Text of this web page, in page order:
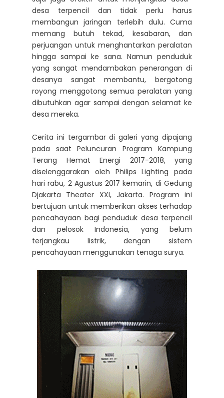
desa terpencil dan tidak perlu harus
membangun jaringan terlebih dulu. Cuma
memang butuh tekad, kesabaran, dan
perjuangan untuk menghantarkan peralatan
hingga sampai ke sana. Namun penduduk
yang sangat mendambakan penerangan di
desanya sangat membantu, bergotong
royong menggotong semua peralatan yang
dibutuhkan agar sampai dengan selamat ke
desa mereka.
Cerita ini tergambar di galeri yang dipajang
pada saat Peluncuran Program Kampung
Terang Hemat Energi 2017-2018, yang
diselenggarakan oleh Philips Lighting pada
hari rabu, 2 Agustus 2017 kemarin, di Gedung
Djakarta Theater XXI, Jakarta. Program ini
bertujuan untuk memberikan akses terhadap
pencahayaan bagi penduduk desa terpencil
dan pelosok Indonesia, yang belum
terjangkau listrik, dengan sistem
pencahayaan menggunakan tenaga surya.